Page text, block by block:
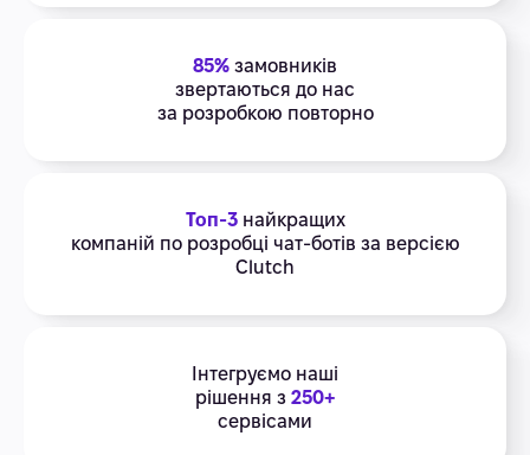
85% замовників
звертаються до нас
за розробкою повторно
Топ-3найкращих
компаній по розробці чат-ботів за версією
Clutch
Інтегруємо наші
рішення з 250+
сервісами